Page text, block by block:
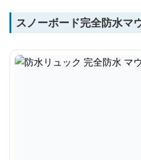
スノーボード完全防水マ